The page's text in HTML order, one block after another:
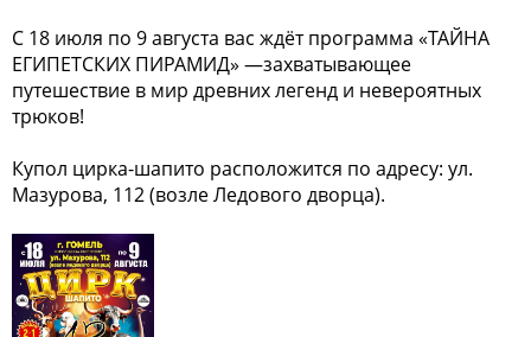
С 18 июля по 9 августа вас ждёт программа «ТАЙНА
ЕГИПЕТСКИХ ПИРАМИД» —захватывающее
путешествие в мир древних легенд и невероятных
трюков!
Купол цирка-шапито расположится по адресу: ул.
Мазурова, 112 (возле Ледового дворца).